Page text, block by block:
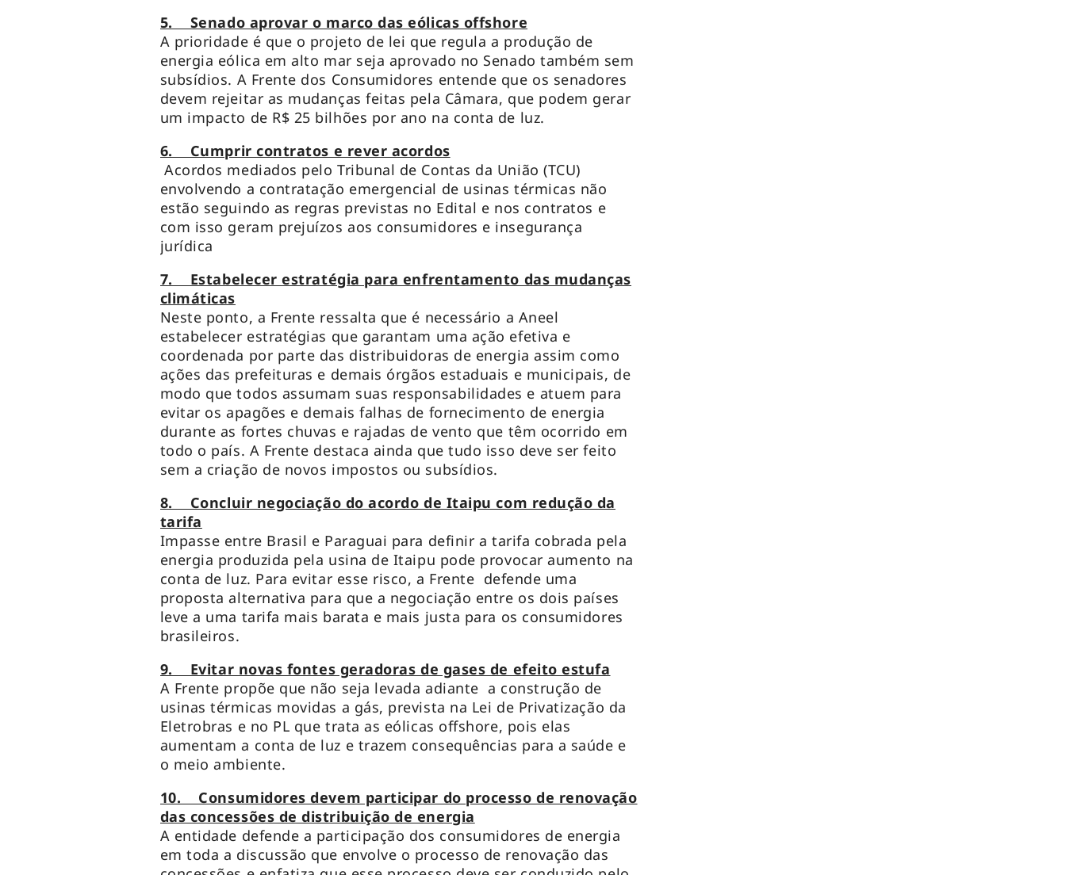
5. Senado aprovar o marco das eólicas offshore
A prioridade é que o projeto de lei que regula a produção de
energia eólica em alto mar seja aprovado no Senado também sem
subsídios. A Frente dos Consumidores entende que os senadores
devem rejeitar as mudanças feitas pela Câmara, que podem gerar
um impacto de R$ 25 bilhões por ano na conta de luz.
6. Cumprir contratos e rever acordos
Acordos mediados pelo Tribunal de Contas da União (TCU)
envolvendo a contratação emergencial de usinas térmicas não
estão seguindo as regras previstas no Edital e nos contratos e
com isso geram prejuízos aos consumidores e insegurança
jurídica
7. Estabelecer estratégia para enfrentamento das mudanças
climáticas
Neste ponto, a Frente ressalta que é necessário a Aneel
estabelecer estratégias que garantam uma ação efetiva e
coordenada por parte das distribuidoras de energia assim como
ações das prefeituras e demais órgãos estaduais e municipais, de
modo que todos assumam suas responsabilidades e atuem para
evitar os apagões e demais falhas de fornecimento de energia
durante as fortes chuvas e rajadas de vento que têm ocorrido em
todo o país. A Frente destaca ainda que tudo isso deve ser feito
sem a criação de novos impostos ou subsídios.
8. Concluir negociação do acordo de Itaipu com redução da
tarifa
Impasse entre Brasil e Paraguai para definir a tarifa cobrada pela
energia produzida pela usina de Itaipu pode provocar aumento na
conta de luz. Para evitar esse risco, a Frente defende uma
proposta alternativa para que a negociação entre os dois países
leve a uma tarifa mais barata e mais justa para os consumidores
brasileiros.
9. Evitar novas fontes geradoras de gases de efeito estufa
A Frente propõe que não seja levada adiante a construção de
usinas térmicas movidas a gás, prevista na Lei de Privatização da
Eletrobras e no PL que trata as eólicas offshore, pois elas
aumentam a conta de luz e trazem consequências para a saúde e
o meio ambiente.
10. Consumidores devem participar do processo de renovação
das concessões de distribuição de energia
A entidade defende a participação dos consumidores de energia
em toda a discussão que envolve o processo de renovação das